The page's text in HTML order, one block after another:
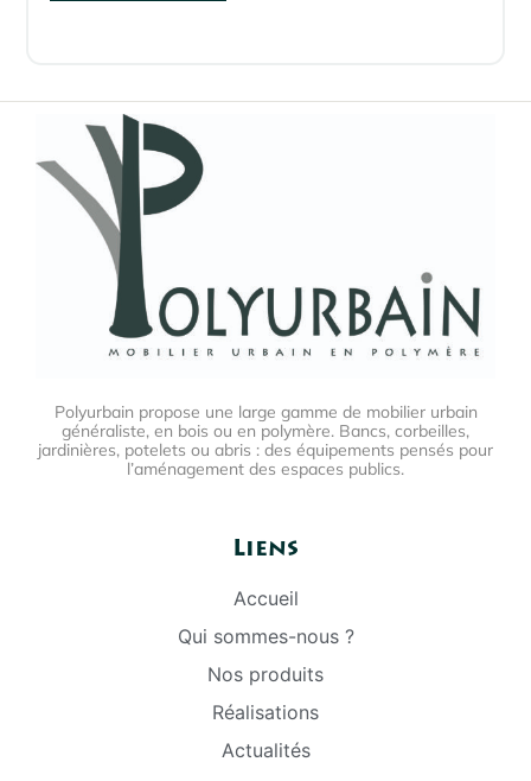
Polyurbain propose une large gamme de mobilier urbain
généraliste, en bois ou en polymère. Bancs, corbeilles,
jardinières, potelets ou abris : des équipements pensés pour
l’aménagement des espaces publics.
Liens
Accueil
Qui sommes-nous ?
Nos produits
Réalisations
Actualités